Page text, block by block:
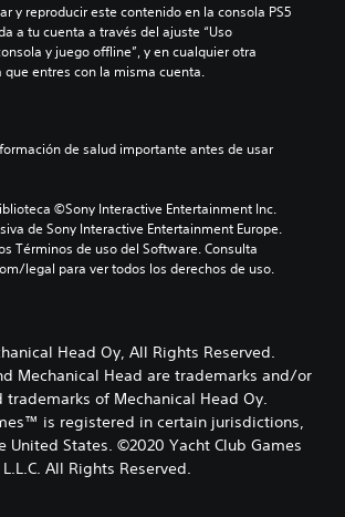
y reproducir este contenido en la consola PS5
a tu cuenta a través del ajuste “Uso
y juego offline”, y en cualquier otra
que entres con la misma cuenta.
©Sony Interactive Entertainment Inc.
de Sony Interactive Entertainment Europe.
Términos de uso del Software. Consulta
legal para ver todos los derechos de uso.
Head Oy, All Rights Reserved.
Mechanical Head are trademarks and/or
trademarks of Mechanical Head Oy.
is registered in certain jurisdictions,
United States. ©2020 Yacht Club Games
L.L.C. All Rights Reserved.